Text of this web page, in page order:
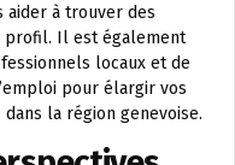
aider à trouver des
profil. Il est également
locaux et de
pour élargir vos
la région genevoise.